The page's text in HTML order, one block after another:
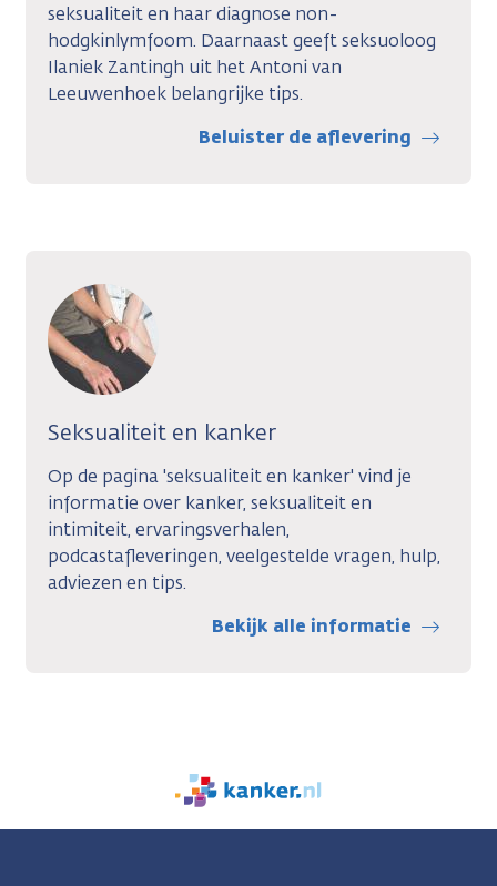
seksualiteit en haar diagnose non-
hodgkinlymfoom. Daarnaast geeft seksuoloog
Ilaniek Zantingh uit het Antoni van
Leeuwenhoek belangrijke tips.
Beluister de aflevering
Seksualiteit en kanker
Op de pagina 'seksualiteit en kanker' vind je
informatie over kanker, seksualiteit en
intimiteit, ervaringsverhalen,
podcastafleveringen, veelgestelde vragen, hulp,
adviezen en tips.
Bekijk alle informatie
We
zijn